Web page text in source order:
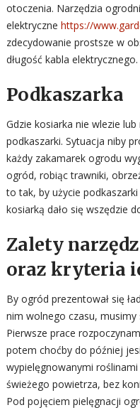
otoczenia. Narzędzia
elektryczne https://
zdecydowanie prostsze w
długość kabla elektrycznego.
Podkaszarka
Gdzie kosiarka nie wlezie
podkaszarki. Sytuacja niby
każdy zakamarek ogrodu
ogród, robiąc trawniki,
to tak, by użycie
kosiarką dało się wszędzie
Zalety
oraz kryteria
By ogród prezentował się
nim wolnego czasu,
Pierwsze prace
potem choćby do później
wypielęgnowanymi
świeżego powietrza, bez
Pod pojęciem pielęgnacji